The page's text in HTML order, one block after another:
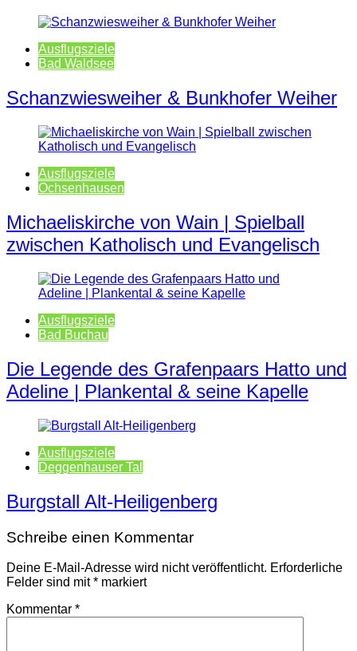
Ausflugsziele
Bad Waldsee
Schanzwiesweiher & Bunkhofer Weiher
Ausflugsziele
Ochsenhausen
Michaeliskirche von Wain | Spielball
zwischen Katholisch und Evangelisch
Ausflugsziele
Bad Buchau
Die Legende des Grafenpaars Hatto und
Adeline | Plankental & seine Kapelle
Ausflugsziele
Deggenhauser Tal
Burgstall Alt-Heiligenberg
Schreibe einen Kommentar
Deine E-Mail-Adresse wird nicht veröffentlicht. Erforderliche
Felder sind mit* markiert
Kommentar *